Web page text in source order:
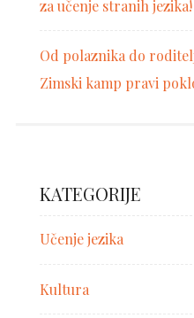
za učenje stranih jezika!
Od polaznika do
Zimski kamp pravi
KATEGORIJE
Učenje jezika
Kultura